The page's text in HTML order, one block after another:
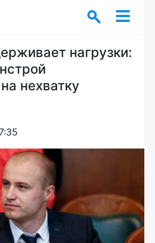
нагрузки:
нехватку